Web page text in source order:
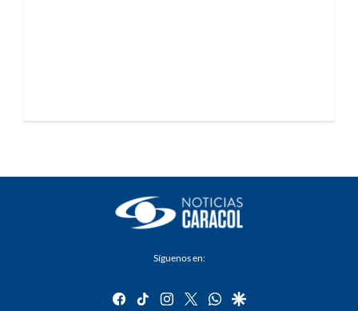
Síguenos en:
facebook
tiktok instagram
twitterwhatsapp
google